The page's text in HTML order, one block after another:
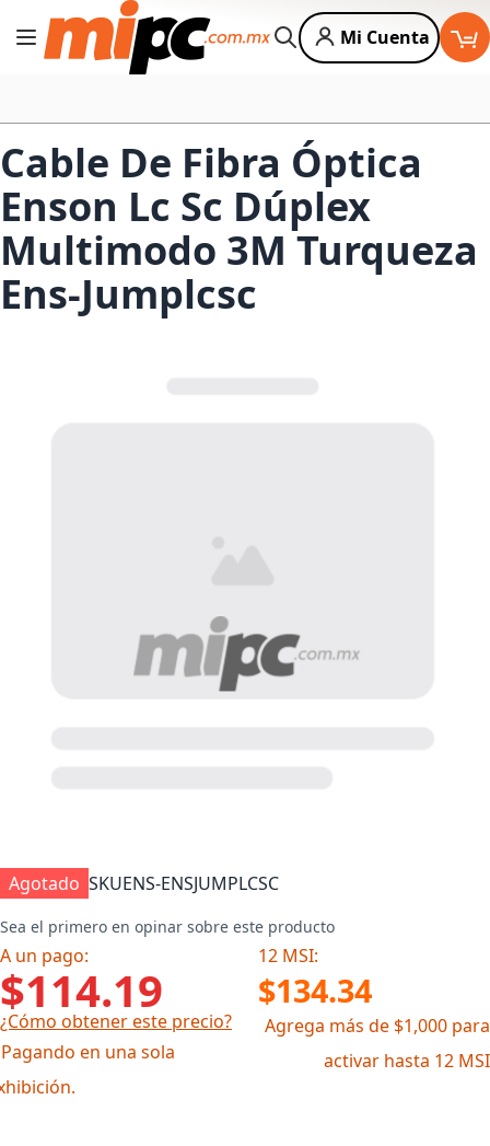
Cambiar Nav
Buscar
Mi Cuenta
Cable De Fibra Óptica
Enson Lc Sc Dúplex
Multimodo 3M Turqueza
Ens-Jumplcsc
Agotado SKUENS-ENSJUMPLCSC
Sea el primero en opinar sobre este producto
A un pago: 12 MSI:
$114.19 $134.34
¿Cómo obtener este precio?
en una sola
Agrega más de $1,000 para
activar hasta 12 MSI